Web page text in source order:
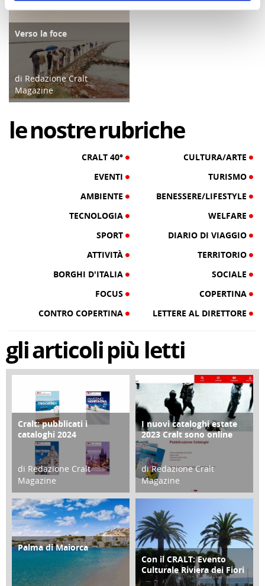
CULTURA/ARTE
Verso la foce
di Redazione Cralt
Magazine
lenostrerubriche
CRALT 40°
CULTURA/ARTE
EVENTI
TURISMO
AMBIENTE
BENESSERE/LIFESTYLE
TECNOLOGIA
WELFARE
SPORT
DIARIO DI VIAGGIO
ATTIVITÀ
TERRITORIO
BORGHI D'ITALIA
SOCIALE
FOCUS
COPERTINA
CONTRO COPERTINA
LETTERE AL DIRETTORE
gliarticolipiù letti
COPERTINA
Cralt: pubblicati i
cataloghi 2024
di Redazione Cralt
Magazine
21 Novembre 2023
CONTRO COPERTINA
I nuovi cataloghi estate
2023 Cralt sono online
di Redazione Cralt
Magazine
07 Marzo 2023
ATTIVITÀ
Palma di Maiorca
ATTIVITÀ
Con il CRALT: Evento
Culturale Riviera dei Fiori